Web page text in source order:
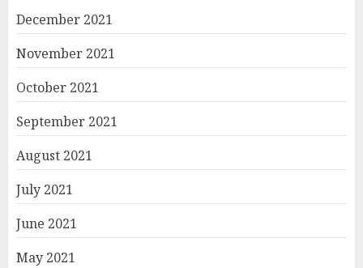
December 2021
November 2021
October 2021
September 2021
August 2021
July 2021
June 2021
May 2021